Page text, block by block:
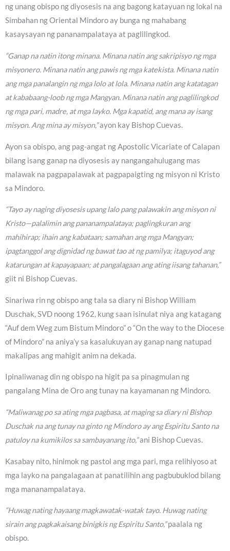
ng unang obispo ng diyosesis na ang bagong katayuan ng lokal na
Simbahan ng Oriental Mindoro ay bunga ng mahabang
kasaysayan ng pananampalataya at paglilingkod.
“Ganap na natin itong minana. Minana natin ang sakripisyo ng mga
misyonero. Minana natin ang pawis ng mga katekista. Minana natin
ang mga panalangin ng mga lolo at lola. Minana natin ang katatagan
at kababaang-loob ng mga Mangyan. Minana natin ang paglilingkod
ng mga pari, madre, at mga layko. Mga kapatid, ang mana ay isang
misyon. Ang mina ay misyon,”ayon kay Bishop Cuevas.
Ayon sa obispo, ang pag-angat ng Apostolic Vicariate of Calapan
bilang isang ganap na diyosesis ay nangangahulugang mas
malawak na pagpapalawak at pagpapaigting ng misyon ni Kristo
sa Mindoro.
“Tayo ay naging diyosesis upang lalo pang palawakin ang misyon ni
Kristo—palalimin ang pananampalataya; paglingkuran ang
mahihirap; ihain ang kabataan; samahan ang mga Mangyan;
ipagtanggol ang dignidad ng bawat tao at ng pamilya; itaguyod ang
katarungan at kapayapaan; at pangalagaan ang ating iisang tahanan,”
giit ni Bishop Cuevas.
Sinariwa rin ng obispo ang tala sa diary ni Bishop William
Duschak, SVD noong 1962, kung saan isinulat niya ang katagang
“Auf dem Weg zum Bistum Mindoro” o “On the way to the Diocese
of Mindoro” na aniya’y sa kasalukuyan ay ganap nang natupad
makalipas ang mahigit anim na dekada.
Ipinaliwanag din ng obispo na higit pa sa pinagmulan ng
pangalang Mina de Oro ang tunay na kayamanan ng Mindoro.
“Maliwanag po sa ating mga pagbasa, at maging sa diary ni Bishop
Duschak na ang tunay na ginto ng Mindoro ay ang Espiritu Santo na
patuloy na kumikilos sa sambayanang ito,”ani Bishop Cuevas.
Kasabay nito, hinimok ng pastol ang mga pari, mga relihiyoso at
mga layko na pangalagaan at panatilihin ang pagbubuklod bilang
mga mananampalataya.
“Huwag nating hayaang magkawatak-watak tayo. Huwag nating
sirain ang pagkakaisang binigkis ng Espiritu Santo,”paalala ng
obispo.